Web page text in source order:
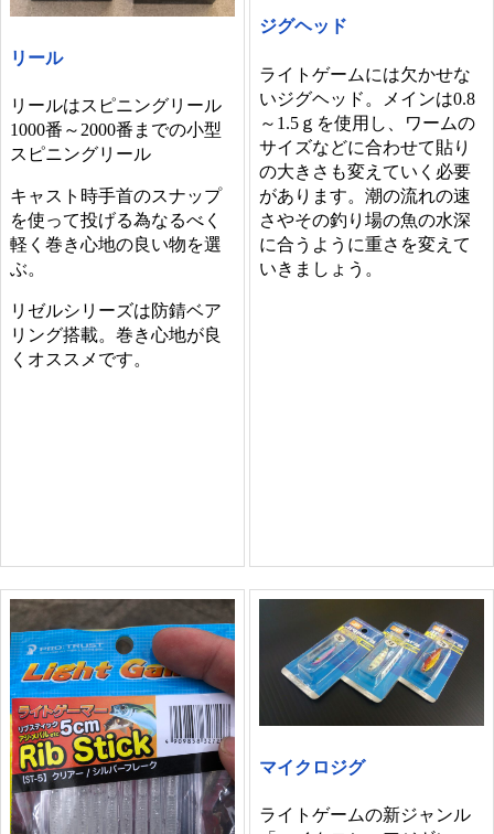
リール
リールはスピニングリール
1000番～2000番までの小型
スピニングリール
キャスト時手首のスナップ
を使って投げる為なるべく
軽く巻き心地の良い物を選
ぶ。
リゼルシリーズは防錆ベア
リング搭載。巻き心地が良
くオススメです。
ジグヘッド
ライトゲームには欠かせな
いジグヘッド。メインは0.8
～1.5ｇを使用し、ワームの
サイズなどに合わせて貼り
の大きさも変えていく必要
があります。潮の流れの速
さやその釣り場の魚の水深
に合うように重さを変えて
いきましょう。
マイクロジグ
ライトゲームの新ジャンル